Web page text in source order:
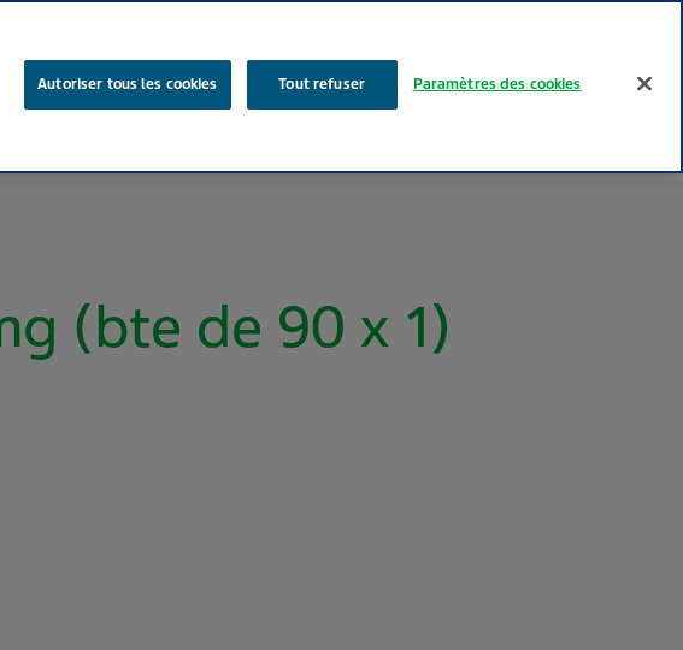
(bte de 90 x 1)
Autoriser tous les cookies Tout refuser Paramètres des cookies